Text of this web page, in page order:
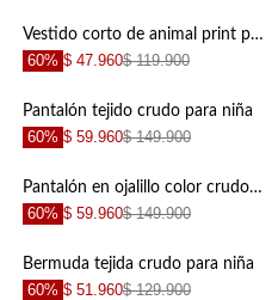
+
+
+
+
Vestido corto de animal print para niña
60% $ 47.960$ 119.900
Pantalón tejido crudo para niña
60% $ 59.960$ 149.900
Pantalón en ojalillo color crudo para niña
60% $ 59.960$ 149.900
Bermuda tejida crudo para niña
60% $ 51.960$ 129.900